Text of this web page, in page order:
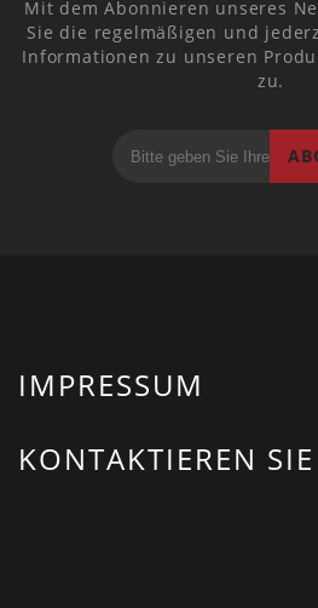
Mit dem Abonnieren unseres
Sie die regelmäßigen und
Informationen zu unseren
zu.
IMPRESSUM
KONTAKTIEREN